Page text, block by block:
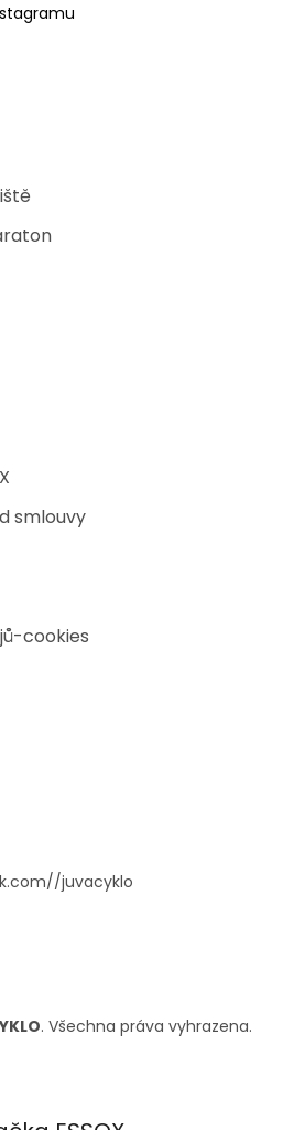
smlouvy
cookies
juvacyklo
. Všechna práva vyhrazena.